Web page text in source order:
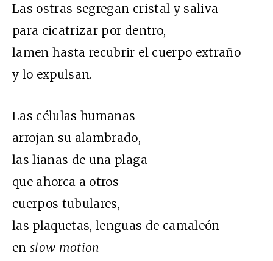
Las ostras segregan cristal y saliva
para cicatrizar por dentro,
lamen hasta recubrir el cuerpo extraño
y lo expulsan.
Las células humanas
arrojan su alambrado,
las lianas de una plaga
que ahorca a otros
cuerpos tubulares,
las plaquetas, lenguas de camaleón
enslow motion